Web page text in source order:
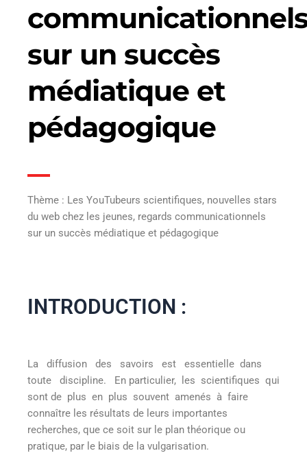
sur un succès
médiatique et
pédagogique
Thème : Les YouTubeurs scientifiques, nouvelles stars
du web chez les jeunes, regards communicationnels
sur un succès médiatique et pédagogique
INTRODUCTION :
La diffusion des savoirs est essentielle dans
toute discipline. En particulier, les scientifiques qui
sont de plus en plus souvent amenés à faire
connaître les résultats de leurs importantes
recherches, que ce soit sur le plan théorique ou
pratique, par le biais de la vulgarisation.